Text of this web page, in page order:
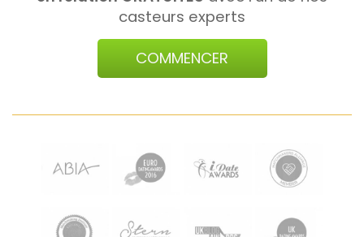
casteurs experts
COMMENCER